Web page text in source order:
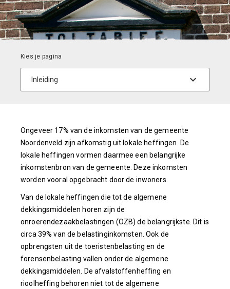
Ongeveer 17% van de inkomsten van de gemeente
Noordenveld zijn afkomstig uit lokale heffingen. De
lokale heffingen vormen daarmee een belangrijke
inkomstenbron van de gemeente. Deze inkomsten
worden vooral opgebracht door de inwoners.
Van de lokale heffingen die tot de algemene
dekkingsmiddelen horen zijn de
onroerendezaakbelastingen (OZB) de belangrijkste. Dit is
circa 39% van de belastinginkomsten. Ook de
opbrengsten uit de toeristenbelasting en de
forensenbelasting vallen onder de algemene
dekkingsmiddelen. De afvalstoffenheffing en
rioolheffing behoren niet tot de algemene